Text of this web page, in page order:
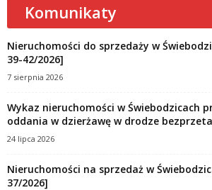
Komunikaty
Nieruchomości do sprzedaży w
39-42/2026]
7 sierpnia 2026
Wykaz nieruchomości w Świebodzicach
oddania w dzierżawę w drodze
24 lipca 2026
Nieruchomości na sprzedaż w
37/2026]